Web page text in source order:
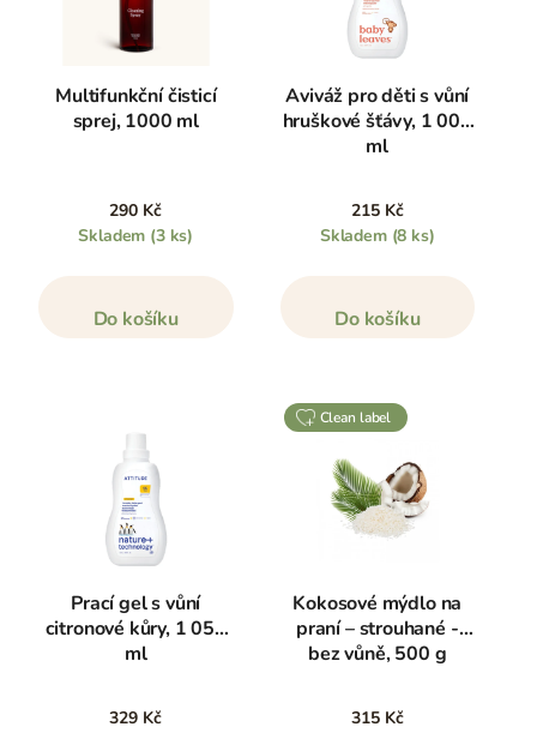
Multifunkční čisticí
sprej, 1000 ml
290 Kč
Skladem (3 ks)
Do košíku
Aviváž pro děti s vůní
hruškové šťávy, 1 000
ml
215 Kč
Skladem (8 ks)
Do košíku
Prací gel s vůní
citronové kůry, 1 050
ml
329 Kč
clean label
Kokosové mýdlo na
praní – strouhané -
bez vůně, 500 g
315 Kč